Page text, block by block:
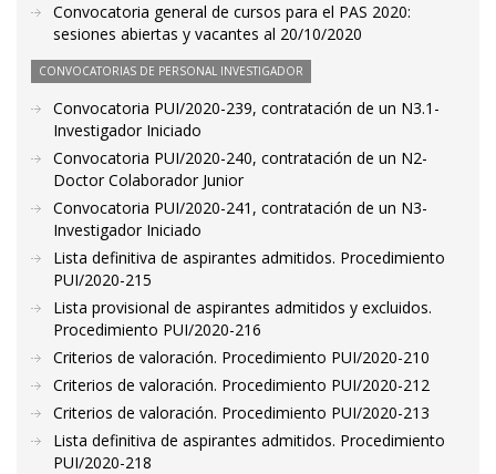
Convocatoria general de cursos para el PAS 2020:
sesiones abiertas y vacantes al 20/10/2020
CONVOCATORIAS DE PERSONAL INVESTIGADOR
Convocatoria PUI/2020-239, contratación de un N3.1-
Investigador Iniciado
Convocatoria PUI/2020-240, contratación de un N2-
Doctor Colaborador Junior
Convocatoria PUI/2020-241, contratación de un N3-
Investigador Iniciado
Lista definitiva de aspirantes admitidos. Procedimiento
PUI/2020-215
Lista provisional de aspirantes admitidos y excluidos.
Procedimiento PUI/2020-216
Criterios de valoración. Procedimiento PUI/2020-210
Criterios de valoración. Procedimiento PUI/2020-212
Criterios de valoración. Procedimiento PUI/2020-213
Lista definitiva de aspirantes admitidos. Procedimiento
PUI/2020-218